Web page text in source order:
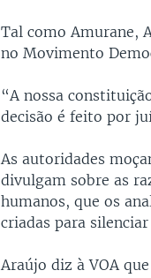
Tal como Amurane,
no Movimento
“A nossa
decisão é feito por
As autoridades
divulgam sobre as
humanos, que os
criadas para
Araújo diz à VOA